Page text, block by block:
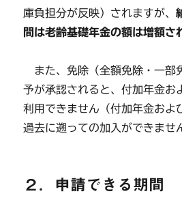
庫負担分が反映）されますが、
間は老齢基礎年金の額は増額さ
また、免除（全額免除・一部
予が承認されると、付加年金お
利用できません（付加年金およ
過去に遡っての加入ができませ
２．申請できる期間